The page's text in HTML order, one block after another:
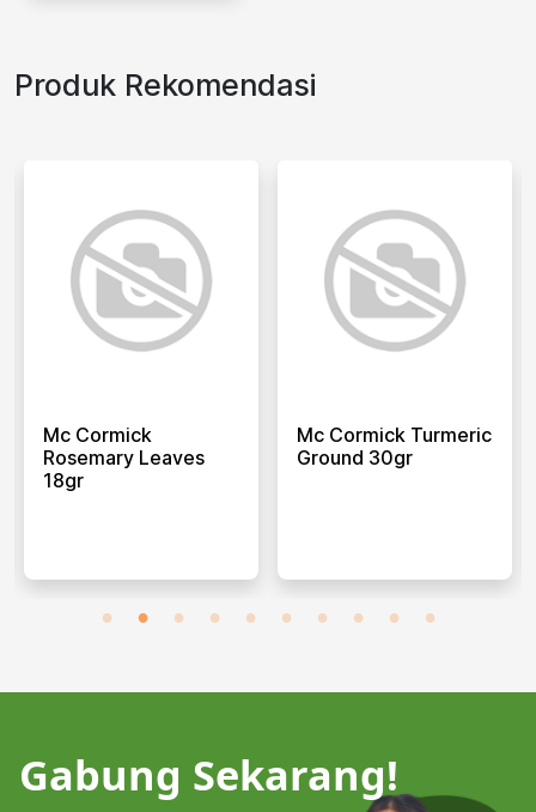
Produk Rekomendasi
Mc Cormick
Rosemary Leaves
18gr
Mc Cormick Turmeric
Ground 30gr
Gabung Sekarang!